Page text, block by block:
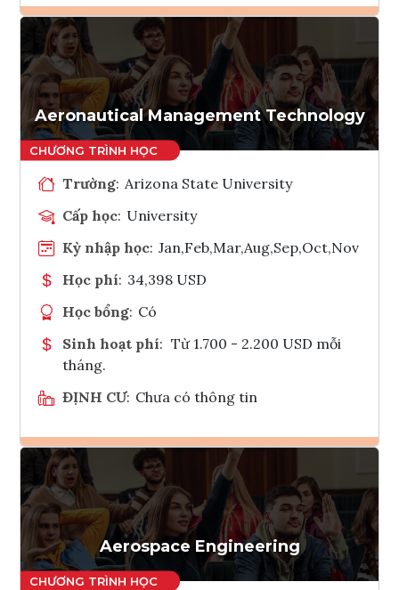
Ghi danh
Tham vấn Interlink
Aeronautical Management Technology
Trường: Arizona State University
Cấp học: University
Kỳ nhập học: Jan,Feb,Mar,Aug,Sep,Oct,Nov
Học phí: 34,398 USD
Học bổng: Có
Sinh hoạt phí: Từ 1.700 - 2.200 USD mỗi
tháng.
ĐỊNH CƯ: Chưa có thông tin
Ghi danh
Tham vấn Interlink
Aerospace Engineering